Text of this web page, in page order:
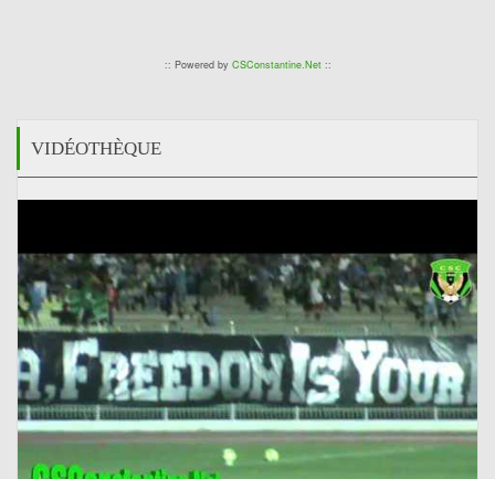
:: Powered by CSConstantine.Net::
VIDÉOTHÈQUE